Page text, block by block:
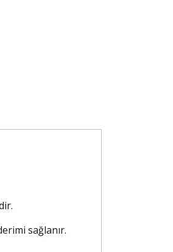
sağlanır.